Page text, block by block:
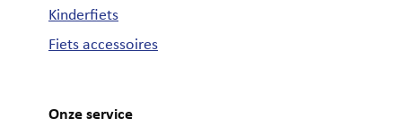
Kinderfiets
Fiets accessoires
Onze service